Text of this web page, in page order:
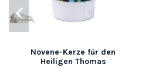
Novene-Kerze für den
Heiligen Thomas